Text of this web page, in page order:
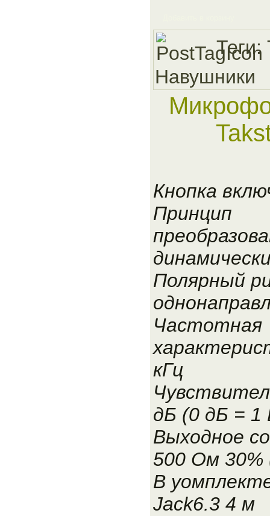
Теги:
Навушники
Кнопка
Принцип
Полярный
Частотная
кГц
дБ (0 дБ = 1
Выходное
500 Ом 30%
В
Jack6.3 4 м